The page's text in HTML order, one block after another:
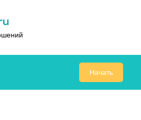
Начать